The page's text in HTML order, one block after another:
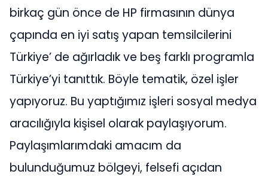
birkaç gün önce de HP firmasının dünya
çapında en iyi satış yapan temsilcilerini
Türkiye’ de ağırladık ve beş farklı programla
Türkiye’yi tanıttık. Böyle tematik, özel işler
yapıyoruz. Bu yaptığımız işleri sosyal medya
aracılığıyla kişisel olarak paylaşıyorum.
Paylaşımlarımdaki amacım da
bulunduğumuz bölgeyi, felsefi açıdan